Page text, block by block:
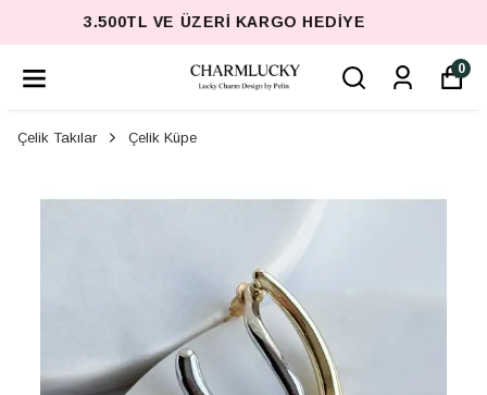
3.500TL VE ÜZERI KARGO HEDIYE
0
Çelik Takılar Çelik Küpe